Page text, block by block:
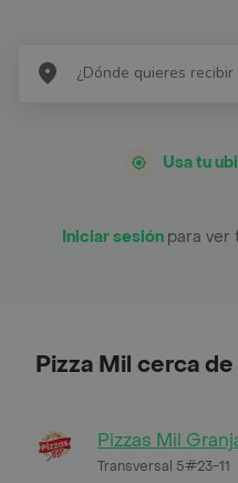
Usa tu
Iniciar sesión para ver
Pizza Mil cerca
Pizzas Mil
Transversal 5#23-11